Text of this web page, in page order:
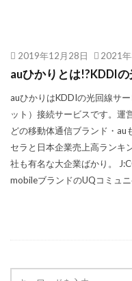
2019年12月28日 2021
auひかりとは!?KDDI
auひかりはKDDIの光回線サ
ット）接続サービスです。運
どの移動体通信ブランド・
セラと日本企業売上高ランキ
社も有名な大企業ばかり。
mobileブランドのUQコミュ